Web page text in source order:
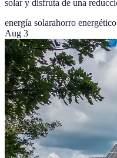
solar y disfruta de una
energía solarahorro energético
Aug 3